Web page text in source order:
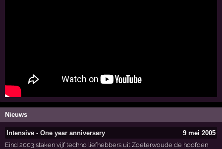
Nieuws
Intensive - One year anniversary
9 mei 2005
Eind 2003 staken vijf techno liefhebbers uit Zoeterwoude de hoofden